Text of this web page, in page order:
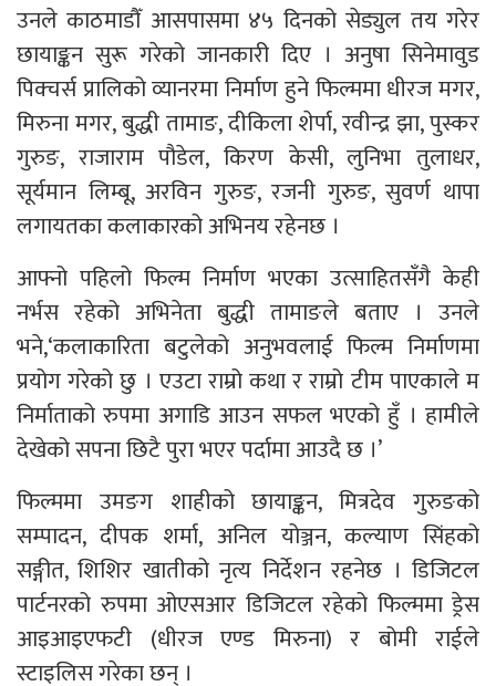
उनले काठमाडौँ आसपासमा ४५ दिनको सेड्युल तय गरेर
छायाङ्कन सुरू गरेको जानकारी दिए । अनुषा सिनेमावुड
पिक्चर्स प्रालिको व्यानरमा निर्माण हुने फिल्ममा धीरज मगर,
मिरुना मगर, बुद्धी तामाङ, दीकिला शेर्पा, रवीन्द्र झा, पुस्कर
गुरुङ, राजाराम पौडेल, किरण केसी, लुनिभा तुलाधर,
सूर्यमान लिम्बू, अरविन गुरुङ, रजनी गुरुङ, सुवर्ण थापा
लगायतका कलाकारको अभिनय रहेनछ ।
आफ्नो पहिलो फिल्म निर्माण भएका उत्साहितसँगै केही
नर्भस रहेको अभिनेता बुद्धी तामाङले बताए । उनले
भने,‘कलाकारिता बटुलेको अनुभवलाई फिल्म निर्माणमा
प्रयोग गरेको छु । एउटा राम्रो कथा र राम्रो टीम पाएकाले म
निर्माताको रुपमा अगाडि आउन सफल भएको हुँ । हामीले
देखेको सपना छिटै पुरा भएर पर्दामा आउदै छ ।’
फिल्ममा उमङग शाहीको छायाङ्कन, मित्रदेव गुरुङको
सम्पादन, दीपक शर्मा, अनिल योञ्जन, कल्याण सिंहको
सङ्गीत, शिशिर खातीको नृत्य निर्देशन रहनेछ । डिजिटल
पार्टनरको रुपमा ओएसआर डिजिटल रहेको फिल्ममा ड्रेस
आइआइएफटी (धीरज एण्ड मिरुना) र बोमी राईले
स्टाइलिस गरेका छन् ।